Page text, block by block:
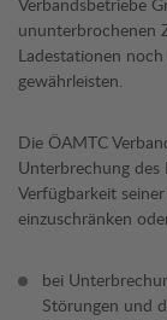
ununterbrochenen
Ladestationen
gewährleisten.
Die ÖAMTC
Unterbrechung
Verfügbarkeit
einzuschränken
bei
Störungen und